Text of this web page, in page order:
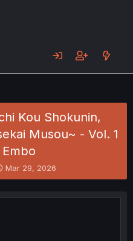
Kou Shokunin,
Musou~ - Vol. 1
S
t
r
Mar 29, 2026